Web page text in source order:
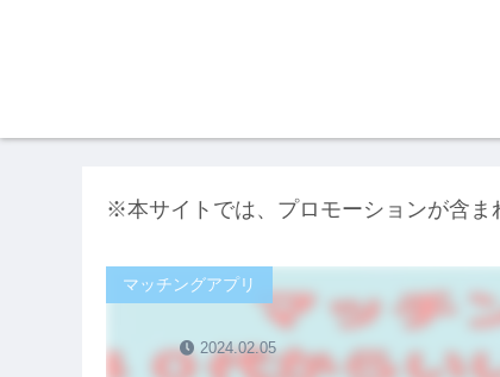
※本サイトでは、プロモーションが含ま
マッチングアプリ
2024.02.05